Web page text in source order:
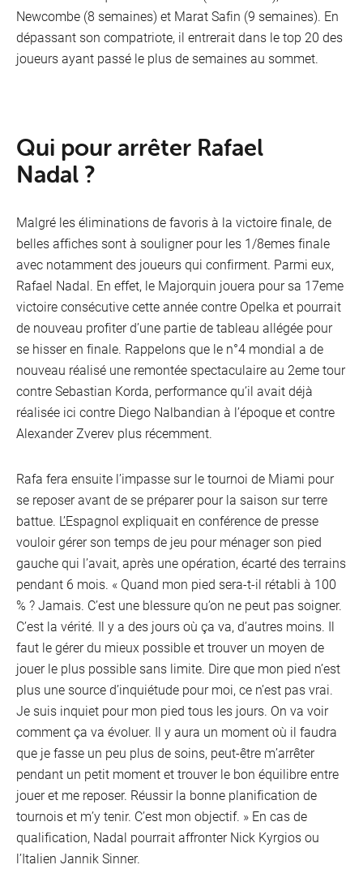
Newcombe (8 semaines) et Marat Safin (9 semaines). En
dépassant son compatriote, il entrerait dans le top 20 des
joueurs ayant passé le plus de semaines au sommet.
Qui pour arrêter Rafael
Nadal ?
Malgré les éliminations de favoris à la victoire finale, de
belles affiches sont à souligner pour les 1/8emes finale
avec notamment des joueurs qui confirment. Parmi eux,
Rafael Nadal. En effet, le Majorquin jouera pour sa 17eme
victoire consécutive cette année contre Opelka et pourrait
de nouveau profiter d’une partie de tableau allégée pour
se hisser en finale. Rappelons que le n°4 mondial a de
nouveau réalisé une remontée spectaculaire au 2eme tour
contre Sebastian Korda, performance qu’il avait déjà
réalisée ici contre Diego Nalbandian à l’époque et contre
Alexander Zverev plus récemment.
Rafa fera ensuite l’impasse sur le tournoi de Miami pour
se reposer avant de se préparer pour la saison sur terre
battue. L’Espagnol expliquait en conférence de presse
vouloir gérer son temps de jeu pour ménager son pied
gauche qui l’avait, après une opération, écarté des terrains
pendant 6 mois. « Quand mon pied sera-t-il rétabli à 100
% ? Jamais. C’est une blessure qu’on ne peut pas soigner.
C’est la vérité. Il y a des jours où ça va, d’autres moins. Il
faut le gérer du mieux possible et trouver un moyen de
jouer le plus possible sans limite. Dire que mon pied n’est
plus une source d’inquiétude pour moi, ce n’est pas vrai.
Je suis inquiet pour mon pied tous les jours. On va voir
comment ça va évoluer. Il y aura un moment où il faudra
que je fasse un peu plus de soins, peut-être m’arrêter
pendant un petit moment et trouver le bon équilibre entre
jouer et me reposer. Réussir la bonne planification de
tournois et m’y tenir. C’est mon objectif. » En cas de
qualification, Nadal pourrait affronter Nick Kyrgios ou
l’Italien Jannik Sinner.